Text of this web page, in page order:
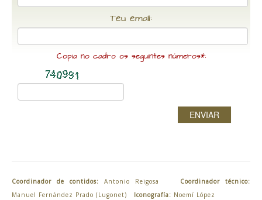
Teu email:
Copia no cadro os seguintes números*:
ENVIAR
Coordinador de contidos: Antonio Reigosa Coordinador técnico:
Manuel Fernández Prado (Lugonet) Iconografía: Noemí López